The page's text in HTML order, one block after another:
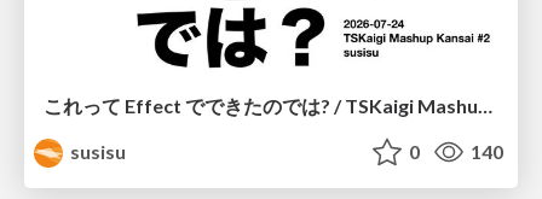
susisu
0 140